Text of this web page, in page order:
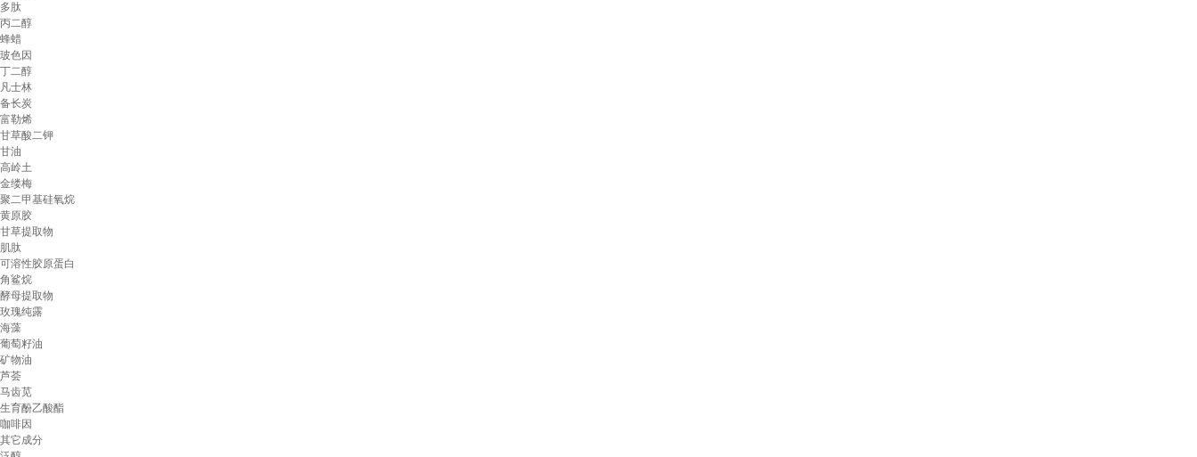
多肽
丙二醇
蜂蜡
玻色因
丁二醇
凡士林
备长炭
富勒烯
甘草酸二钾
甘油
高岭土
金缕梅
聚二甲基硅氧烷
黄原胶
甘草提取物
肌肽
可溶性胶原蛋白
角鲨烷
酵母提取物
玫瑰纯露
海藻
葡萄籽油
矿物油
芦荟
马齿苋
生育酚乙酸酯
咖啡因
其它成分